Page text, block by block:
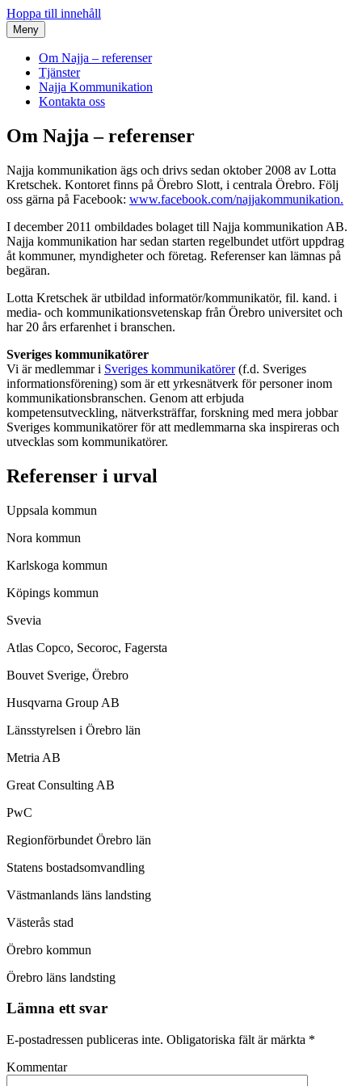
Hoppa till innehåll
Meny
Om Najja – referenser
Tjänster
Najja Kommunikation
Kontakta oss
Najja Kommunikation
Håll det enkelt
Om Najja – referenser
Najja kommunikation ägs och drivs sedan oktober 2008 av Lotta
Kretschek. Kontoret finns på Örebro Slott, i centrala Örebro. Följ
oss gärna på Facebook: www.facebook.com/najjakommunikation.
I december 2011 ombildades bolaget till Najja kommunikation AB.
Najja kommunikation har sedan starten regelbundet utfört uppdrag
åt kommuner, myndigheter och företag. Referenser kan lämnas på
begäran.
Lotta Kretschek är utbildad informatör/kommunikatör, fil. kand. i
media- och kommunikationsvetenskap från Örebro universitet och
har 20 års erfarenhet i branschen.
Sveriges kommunikatörer
Vi är medlemmar i Sveriges kommunikatörer(f.d. Sveriges
informationsförening) som är ett yrkesnätverk för personer inom
kommunikationsbranschen. Genom att erbjuda
kompetensutveckling, nätverksträffar, forskning med mera jobbar
Sveriges kommunikatörer för att medlemmarna ska inspireras och
utvecklas som kommunikatörer.
Referenser i urval
Uppsala kommun
Nora kommun
Karlskoga kommun
Köpings kommun
Svevia
Atlas Copco, Secoroc, Fagersta
Bouvet Sverige, Örebro
Husqvarna Group AB
Länsstyrelsen i Örebro län
Metria AB
Great Consulting AB
PwC
Regionförbundet Örebro län
Statens bostadsomvandling
Västmanlands läns landsting
Västerås stad
Örebro kommun
Örebro läns landsting
Lämna ett svar
E-postadressen publiceras inte. Obligatoriska fält är märkta *
Kommentar